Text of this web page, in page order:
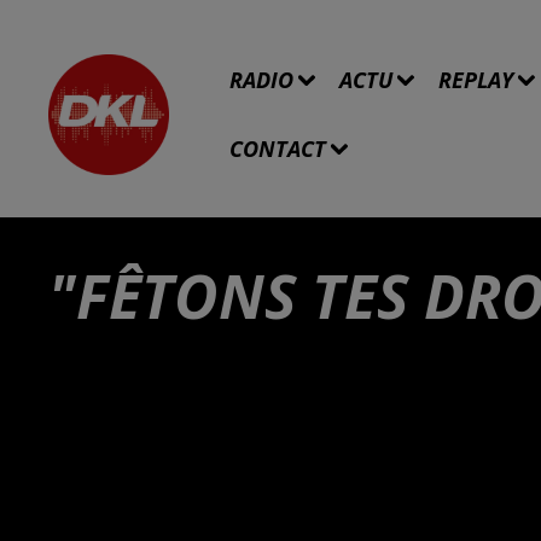
RADIO ACTU REPLAY
CONTACT
"FÊTONS TES